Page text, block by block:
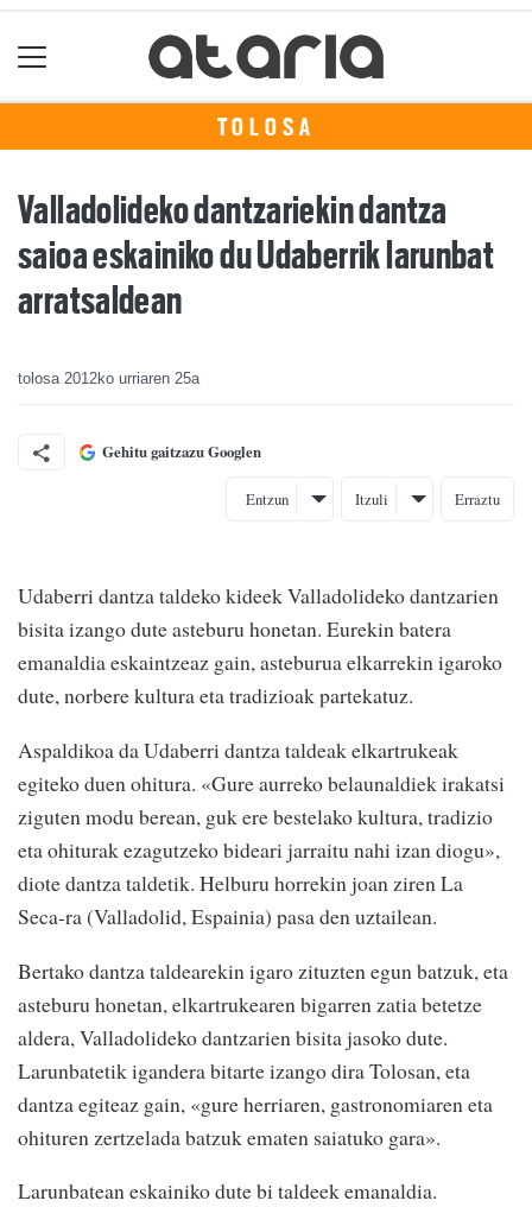
TOLOSA
Valladolideko dantzariekin dantza
saioa eskainiko du Udaberrik larunbat
arratsaldean
tolosa 2012ko urriaren 25a
Gehitu gaitzazu Googlen
Entzun Itzuli Erraztu
Udaberri dantza taldeko kideek Valladolideko dantzarien
bisita izango dute asteburu honetan. Eurekin batera
emanaldia eskaintzeaz gain, asteburua elkarrekin igaroko
dute, norbere kultura eta tradizioak partekatuz.
Aspaldikoa da Udaberri dantza taldeak elkartrukeak
egiteko duen ohitura. «Gure aurreko belaunaldiek irakatsi
ziguten modu berean, guk ere bestelako kultura, tradizio
eta ohiturak ezagutzeko bideari jarraitu nahi izan diogu»,
diote dantza taldetik. Helburu horrekin joan ziren La
Seca-ra (Valladolid, Espainia) pasa den uztailean.
Bertako dantza taldearekin igaro zituzten egun batzuk, eta
asteburu honetan, elkartrukearen bigarren zatia betetze
aldera, Valladolideko dantzarien bisita jasoko dute.
Larunbatetik igandera bitarte izango dira Tolosan, eta
dantza egiteaz gain, «gure herriaren, gastronomiaren eta
ohituren zertzelada batzuk ematen saiatuko gara».
Larunbatean eskainiko dute bi taldeek emanaldia.